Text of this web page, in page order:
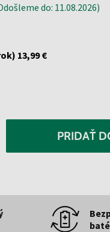
do: 11.08.2026)
13,99 €
PRIDAŤ